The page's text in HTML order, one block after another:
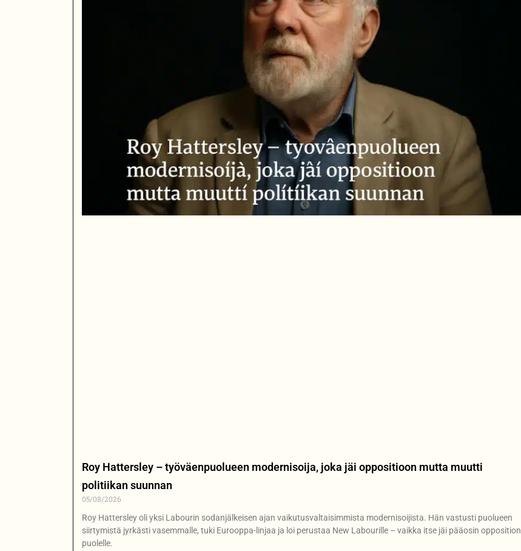
Roy Hattersley – työväenpuolueen modernisoija, joka jäi oppositioon mutta muutti
politiikan suunnan
05/08/2026
Roy Hattersley oli yksi Labourin sodanjälkeisen ajan vaikutusvaltaisimmista modernisoijista. Hän vastusti puolueen
siirtymistä jyrkästi vasemmalle, tuki Eurooppa-linjaa ja loi perustaa New Labourille – vaikka itse jäi pääosin opposition
puolelle.